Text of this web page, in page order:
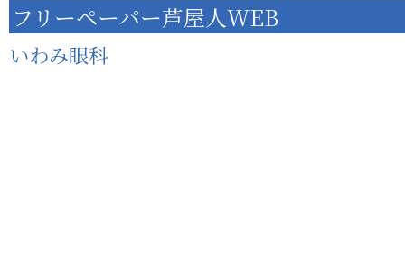
フリーペーパー芦屋人WEB
いわみ眼科